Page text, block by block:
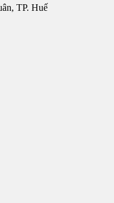
TP. Huế